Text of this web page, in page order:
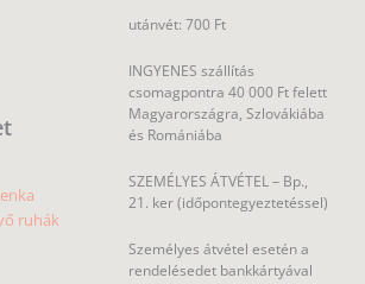
ruhák
utánvét: 700 Ft
INGYENES szállítás
csomagpontra 40 000 Ft felett
Magyarországra, Szlovákiába
és Romániába
SZEMÉLYES ÁTVÉTEL – Bp.,
21. ker (időpontegyeztetéssel)
Személyes átvétel esetén a
rendelésedet bankkártyával